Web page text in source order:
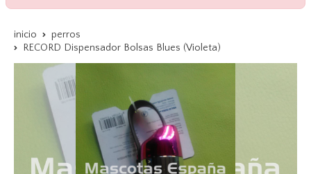
inicio
perros
RECORD Dispensador Bolsas Blues (Violeta)